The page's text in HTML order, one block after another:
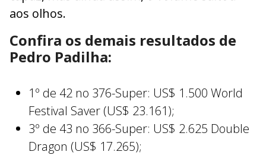
aos olhos.
Confira os demais resultados de
Pedro Padilha:
1º de 42 no 376-Super: US$ 1.500 World
Festival Saver (US$ 23.161);
3º de 43 no 366-Super: US$ 2.625 Double
Dragon (US$ 17.265);